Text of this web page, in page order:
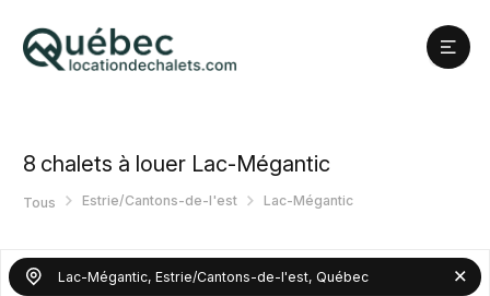
8 chalets à louer Lac-Mégantic
Tous Estrie/Cantons-de-l'est Lac-Mégantic